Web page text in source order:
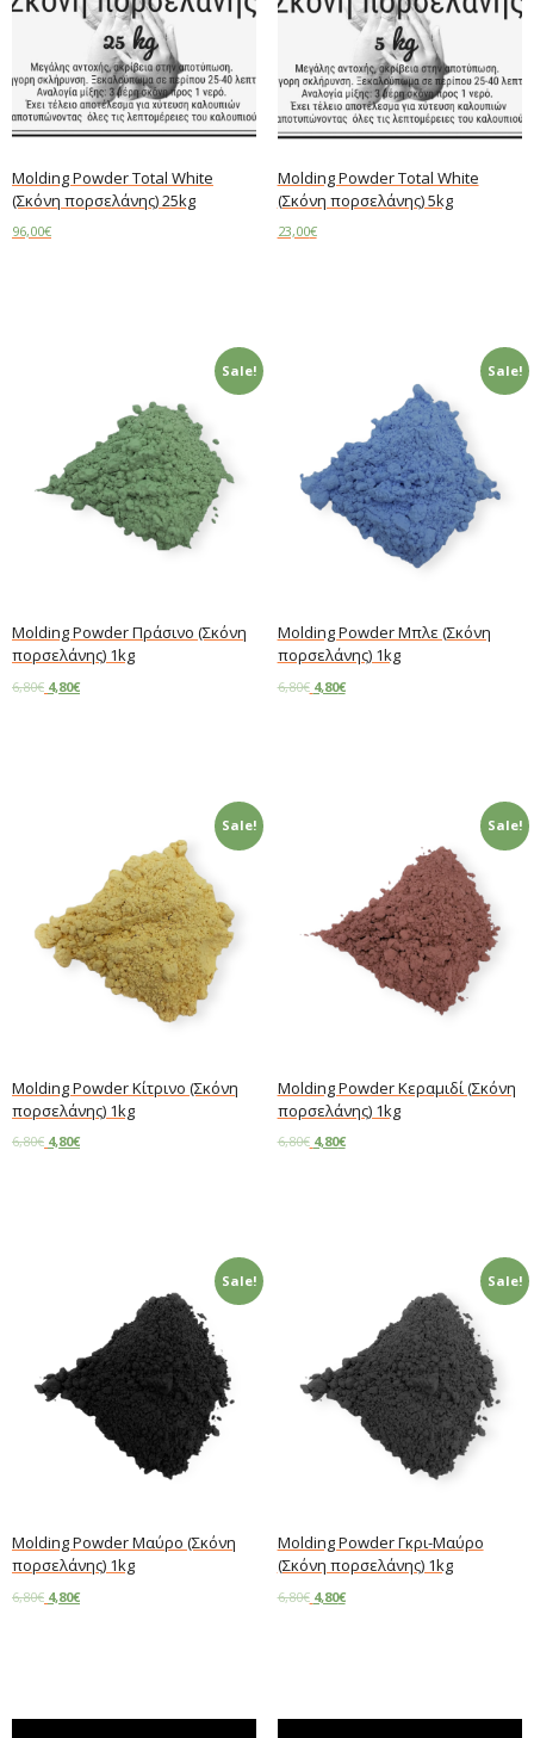
Molding Powder Total White
(Σκόνη πορσελάνης) 25kg
96,00€
Molding Powder Total White
(Σκόνη πορσελάνης) 5kg
23,00€
Sale!
Molding Powder Πράσινο (Σκόνη
πορσελάνης) 1kg
6,80€ 4,80€
Sale!
Molding Powder Μπλε (Σκόνη
πορσελάνης) 1kg
6,80€ 4,80€
Sale!
Molding Powder Κίτρινο (Σκόνη
πορσελάνης) 1kg
6,80€ 4,80€
Sale!
Molding Powder Κεραμιδί (Σκόνη
πορσελάνης) 1kg
6,80€ 4,80€
Sale!
Molding Powder Μαύρο (Σκόνη
πορσελάνης) 1kg
6,80€ 4,80€
Sale!
Molding Powder Γκρι-Μαύρο
(Σκόνη πορσελάνης) 1kg
6,80€ 4,80€